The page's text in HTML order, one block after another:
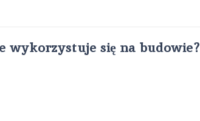
wykorzystuje się na budowie?